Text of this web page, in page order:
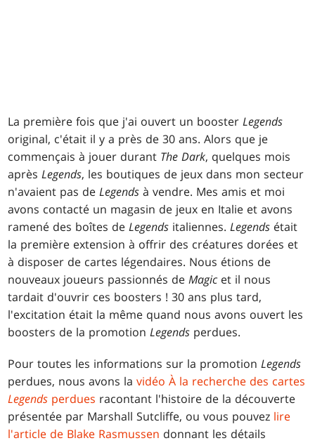
La première fois que j'ai ouvert un boosterLegends
original, c'était il y a près de 30 ans. Alors que je
commençais à jouer durant The Dark, quelques mois
aprèsLegends, les boutiques de jeux dans mon secteur
n'avaient pas deLegends à vendre. Mes amis et moi
avons contacté un magasin de jeux en Italie et avons
ramené des boîtes deLegends italiennes.Legends était
la première extension à offrir des créatures dorées et
à disposer de cartes légendaires. Nous étions de
nouveaux joueurs passionnés deMagic et il nous
tardait d'ouvrir ces boosters ! 30 ans plus tard,
l'excitation était la même quand nous avons ouvert les
boosters de la promotionLegends perdues.
Pour toutes les informations sur la promotionLegends
perdues, nous avons lavidéo À la recherche des cartes
Legends perdues racontant l'histoire de la découverte
présentée par Marshall Sutcliffe, ou vous pouvez lire
l'article de Blake Rasmussen donnant les détails